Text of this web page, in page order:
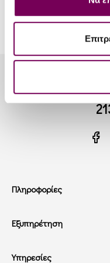
Λυκούργου
Πληροφορίες
Εξυπηρέτηση
Υπηρεσίες